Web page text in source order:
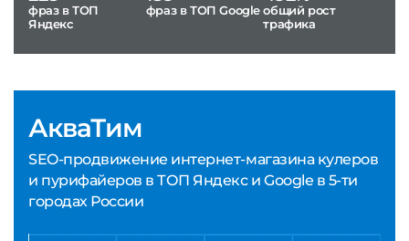
АкваТим
SEO-продвижение интернет-магазина кулеров
и пурифайеров в ТОП Яндекс и Google в 5-ти
городах России
фраз в ТОП
Яндекс
фраз в ТОП Google общий рост
трафика